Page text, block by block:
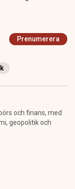
Prenumerera
och finans, med
geopolitik och